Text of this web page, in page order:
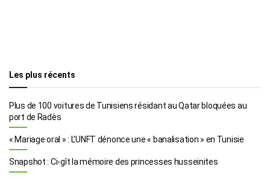
Les plus récents
Plus de 100 voitures de Tunisiens résidant au Qatar bloquées au
port de Radès
« Mariage oral » : L’UNFT dénonce une « banalisation » en Tunisie
Snapshot : Ci-gît la mémoire des princesses husseinites